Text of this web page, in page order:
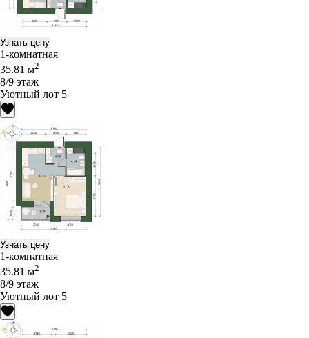
Узнать цену
1-комнатная
35.81 м2
8/9 этаж
Уютный лот 5
Узнать цену
1-комнатная
35.81 м2
8/9 этаж
Уютный лот 5